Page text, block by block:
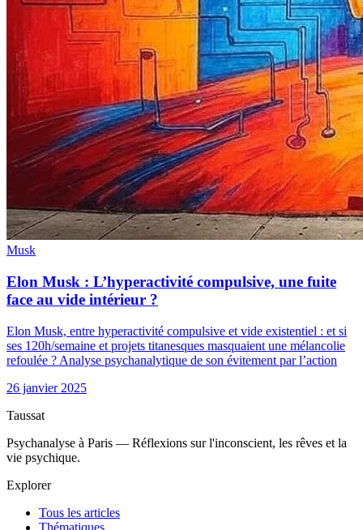
Musk
Elon Musk : L’hyperactivité compulsive, une fuite
face au vide intérieur ?
Elon Musk, entre hyperactivité compulsive et vide existentiel : et si
ses 120h/semaine et projets titanesques masquaient une mélancolie
refoulée ? Analyse psychanalytique de son évitement par l’action
26 janvier 2025
Taussat
Psychanalyse à Paris — Réflexions sur l'inconscient, les rêves et la
vie psychique.
Explorer
Tous les articles
Thématiques